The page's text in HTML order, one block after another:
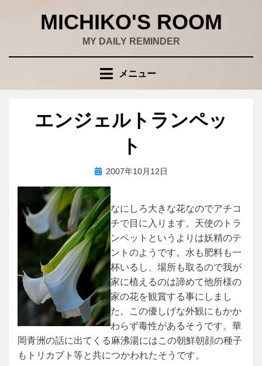
MICHIKO'S ROOM
MY DAILY REMINDER
メニュー
エンジェルトランペッ
ト
投稿者wad
投
日:
2007年10月12日
なにしろ大きな花なのでアチコ
チで目に入ります。天使のトラ
ンペットというよりは妖精のテ
ントのようです。水も肥料も一
杯いるし、場所も取るので我が
家に植えるのは諦めて他所様の
家の花を観賞する事にしまし
た。この優しげな外観にもかか
わらず毒性があるそうです。華
岡青洲の話に出てくる麻沸湯にはこの朝鮮朝顔の種子
もトリカブト等と共につかわれたそうです。